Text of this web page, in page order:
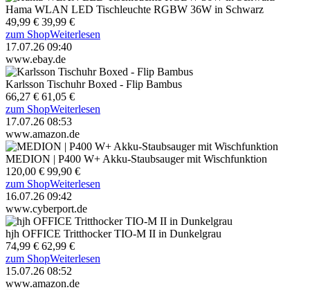
Hama WLAN LED Tischleuchte RGBW 36W in Schwarz
49,99 € 39,99 €
zum ShopWeiterlesen
17.07.26 09:40
www.ebay.de
Karlsson Tischuhr Boxed - Flip Bambus
66,27 € 61,05 €
zum ShopWeiterlesen
17.07.26 08:53
www.amazon.de
MEDION | P400 W+ Akku-Staubsauger mit Wischfunktion
120,00 € 99,90 €
zum ShopWeiterlesen
16.07.26 09:42
www.cyberport.de
hjh OFFICE Tritthocker TIO-M II in Dunkelgrau
74,99 € 62,99 €
zum ShopWeiterlesen
15.07.26 08:52
www.amazon.de